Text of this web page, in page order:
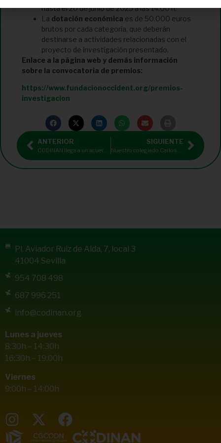
hasta el 20 de junio de 2025 a las 14.00 h.
La dotación económica es de 50.000 euros
brutos por cada categoría, que deberán
destinarse a actividades relacionadas con el
proyecto de investigación presentado.
Enlace a la página web y demás información
sobre la convocatoria de premios:
https://www.fundacionoccident.org/premios-
investigacion
ANTERIOR
CODINAN llega a un acuerdo de colaboración con INDYA y su software de planificación nutricional
SIGUIENTE
Nuestro colegiado Carlos Galve participará como ponente en la Mesa Redonda: Hablemos de Fibromialgia y Dolor
Pl. Aviador Ruiz de Alda, 7, local 3
41004 Sevilla
954 708 498
687 996 251
info@codinan.org
Lunes a jueves
8:30h – 14:30h
16:30h – 19:00h
Viernes
9:00h – 14:00h